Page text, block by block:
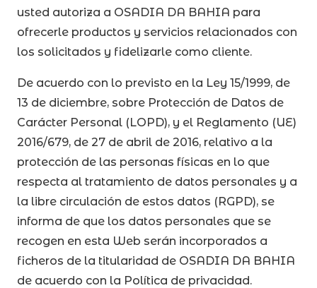
usted autoriza a OSADIA DA BAHIA para
ofrecerle productos y servicios relacionados con
los solicitados y fidelizarle como cliente.
De acuerdo con lo previsto en la Ley 15/1999, de
13 de diciembre, sobre Protección de Datos de
Carácter Personal (LOPD), y el Reglamento (UE)
2016/679, de 27 de abril de 2016, relativo a la
protección de las personas físicas en lo que
respecta al tratamiento de datos personales y a
la libre circulación de estos datos (RGPD), se
informa de que los datos personales que se
recogen en esta Web serán incorporados a
ficheros de la titularidad de OSADIA DA BAHIA
de acuerdo con la Política de privacidad.